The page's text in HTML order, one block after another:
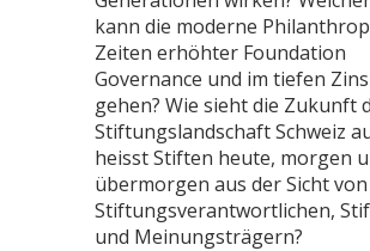
kann die moderne
Zeiten erhöhter Foundation
Governance und im tiefen
gehen? Wie sieht die Zukunft
Stiftungslandschaft Schweiz
heisst Stiften heute, morgen
übermorgen aus der Sicht von
Stiftungsverantwortlichen,
und Meinungsträgern?